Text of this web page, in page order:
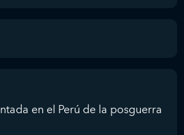
en el Perú de la posguerra